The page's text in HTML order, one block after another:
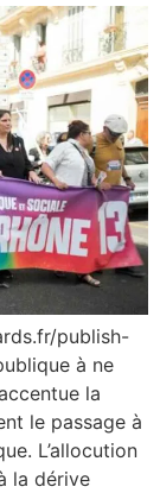
publish-
à ne
la
le passage à
L’allocution
la dérive